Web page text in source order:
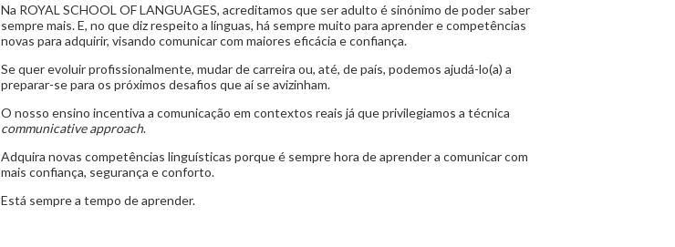
Na ROYAL SCHOOL OF LANGUAGES, acreditamos que ser adulto é sinónimo de poder saber
sempre mais. E, no que diz respeito a línguas, há sempre muito para aprender e competências
novas para adquirir, visando comunicar com maiores eficácia e confiança.
Se quer evoluir profissionalmente, mudar de carreira ou, até, de país, podemos ajudá-lo(a) a
preparar-se para os próximos desafios que aí se avizinham.
O nosso ensino incentiva a comunicação em contextos reais já que privilegiamos a técnica
communicative approach.
Adquira novas competências linguísticas porque é sempre hora de aprender a comunicar com
mais confiança, segurança e conforto.
Está sempre a tempo de aprender.